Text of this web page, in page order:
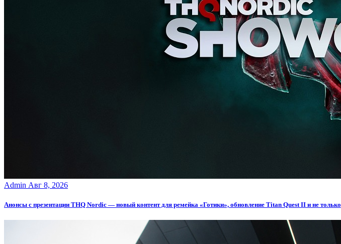
Admin Авг 8, 2026
Анонсы с презентации THQ Nordic — новый контент для ремейка «Готики», обновление Titan Quest II и не только